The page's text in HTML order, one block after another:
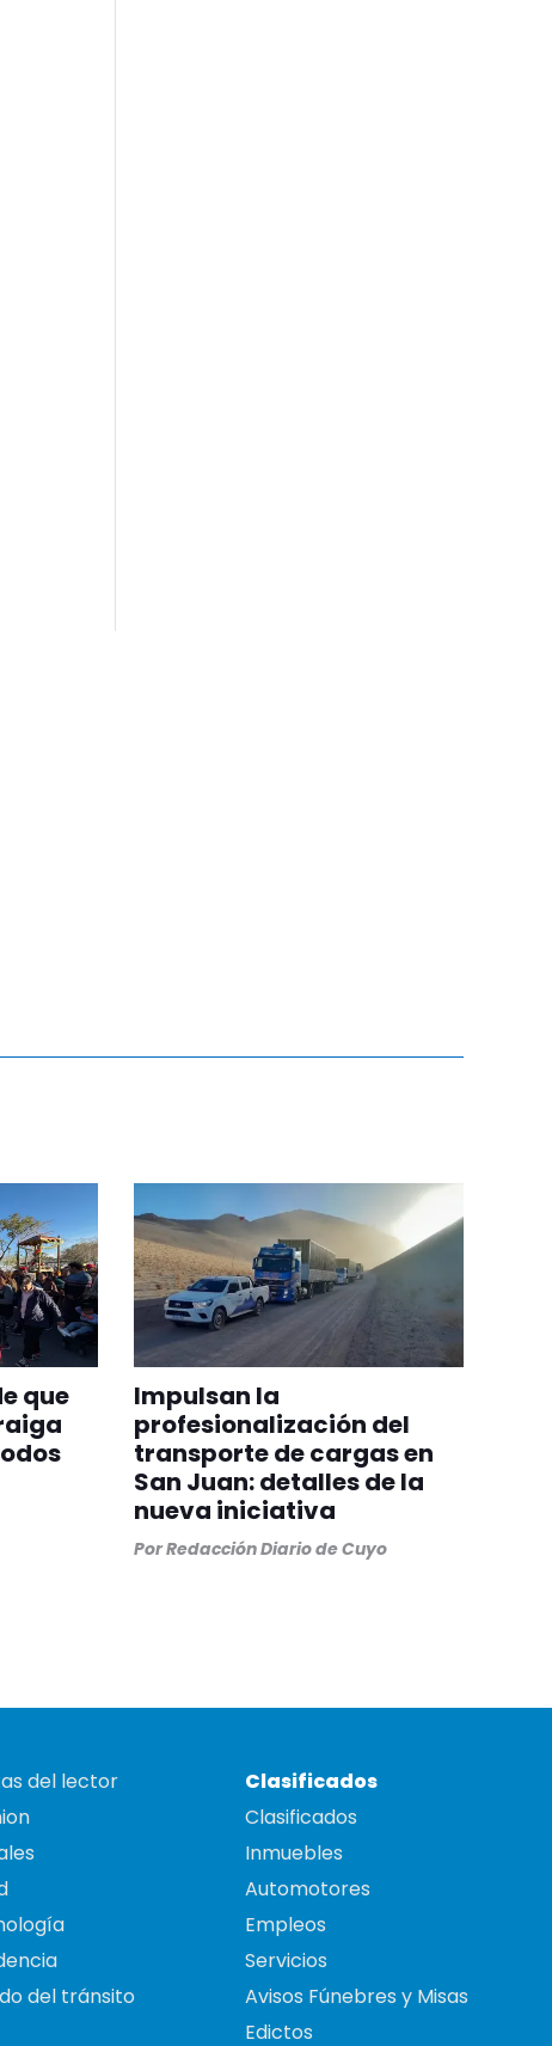
que
Impulsan la
profesionalización del
transporte de cargas en
San Juan: detalles de la
nueva iniciativa
PorRedacción Diario de Cuyo
del lector
del tránsito
Clasificados
Clasificados
Inmuebles
Automotores
Empleos
Servicios
Avisos Fúnebres y Misas
Edictos